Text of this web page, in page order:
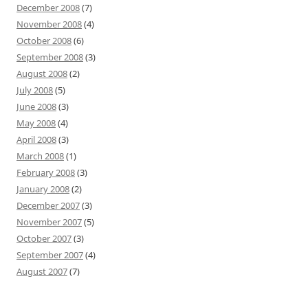
December 2008(7)
November 2008(4)
October 2008(6)
September 2008(3)
August 2008(2)
July 2008(5)
June 2008(3)
May 2008(4)
April 2008(3)
March 2008(1)
February 2008(3)
January 2008(2)
December 2007(3)
November 2007(5)
October 2007(3)
September 2007(4)
August 2007(7)